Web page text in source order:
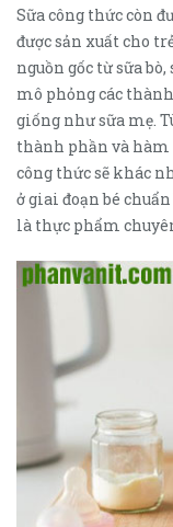
Sữa công thức còn
được sản xuất cho
nguồn gốc từ sữa
mô phỏng các
giống như sữa mẹ.
thành phần và
công thức sẽ khác
ở giai đoạn bé
là thực phẩm